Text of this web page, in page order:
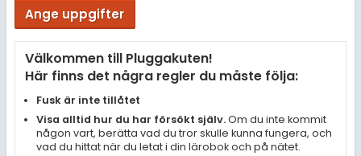
Ange uppgifter
Välkommen till Pluggakuten!
Här finns det några regler du måste följa:
Fusk är inte tillåtet
Visa alltid hur du har försökt själv.Om du inte kommit
någon vart, berätta vad du tror skulle kunna fungera, och
vad du hittat när du letat i din lärobok och på nätet.
Ekonomi
Övriga diskussioner